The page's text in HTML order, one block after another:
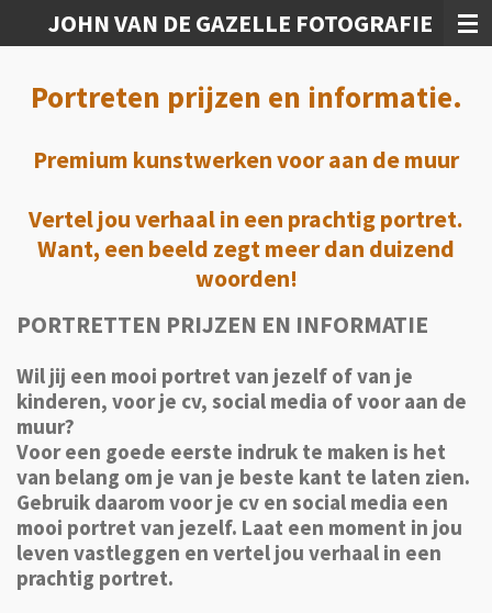
direct
JOHN VAN DE GAZELLE FOTOGRAFIE
Portreten prijzen en informatie.
Premium kunstwerken voor aan de muur
Vertel jou verhaal in een prachtig portret.
Want, een beeld zegt meer dan duizend
woorden!
PORTRETTEN PRIJZEN EN INFORMATIE
Wil jij een mooi portret van jezelf of van je
kinderen, voor je cv, social media of voor aan de
muur?
Voor een goede eerste indruk te maken is het
van belang om je van je beste kant te laten zien.
Gebruik daarom voor je cv en social media een
mooi portret van jezelf. Laat een moment in jou
leven vastleggen en vertel jou verhaal in een
prachtig portret.